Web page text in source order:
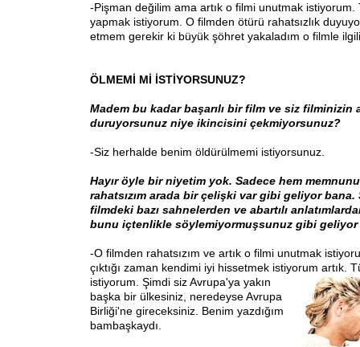
-Pişman değilim ama artık o filmi unutmak istiyorum.
yapmak istiyorum. O filmden ötürü rahatsızlık
etmem gerekir ki büyük şöhret yakaladım o filmle
ÖLMEMİ Mİ İSTİYORSUNUZ?
Madem bu kadar başarılı bir film ve siz filminizin
duruyorsunuz niye ikincisini çekmiyorsunuz?
-Siz herhalde benim öldürülmemi istiyorsunuz.
Hayır öyle bir niyetim yok. Sadece hem
rahatsızım arada bir çelişki var gibi geliyor bana.
filmdeki bazı sahnelerden ve abartılı
bunu içtenlikle söylemiyormuşsunuz gibi geliyor
-O filmden rahatsızım ve artık o filmi unutmak
çıktığı zaman kendimi iyi hissetmek istiyorum artık.
istiyorum. Şimdi siz Avrupa'ya yakın
başka bir ülkesiniz, neredeyse Avrupa
Birliği'ne gireceksiniz. Benim yazdığım
bambaşkaydı.